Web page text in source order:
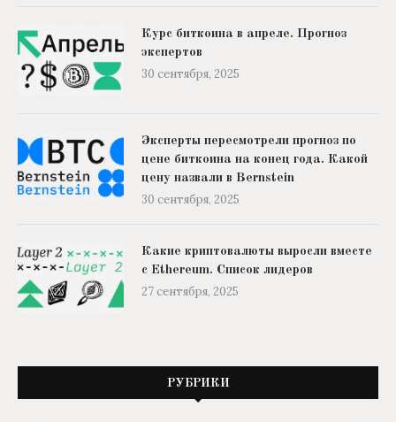
Курс биткоина в апреле. Прогноз
экспертов
30 сентября, 2025
Эксперты пересмотрели прогноз по
цене биткоина на конец года. Какой
цену назвали в Bernstein
30 сентября, 2025
Какие криптовалюты выросли вместе
с Ethereum. Список лидеров
27 сентября, 2025
РУБРИКИ